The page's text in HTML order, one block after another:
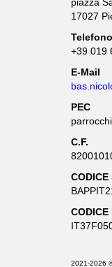
17027
Telefono
+39 019
E-Mail
PEC
C.F.
CODICE
CODICE
2021-2026